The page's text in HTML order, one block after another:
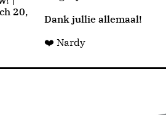
20,
Dank jullie allemaal!
❤️ Nardy